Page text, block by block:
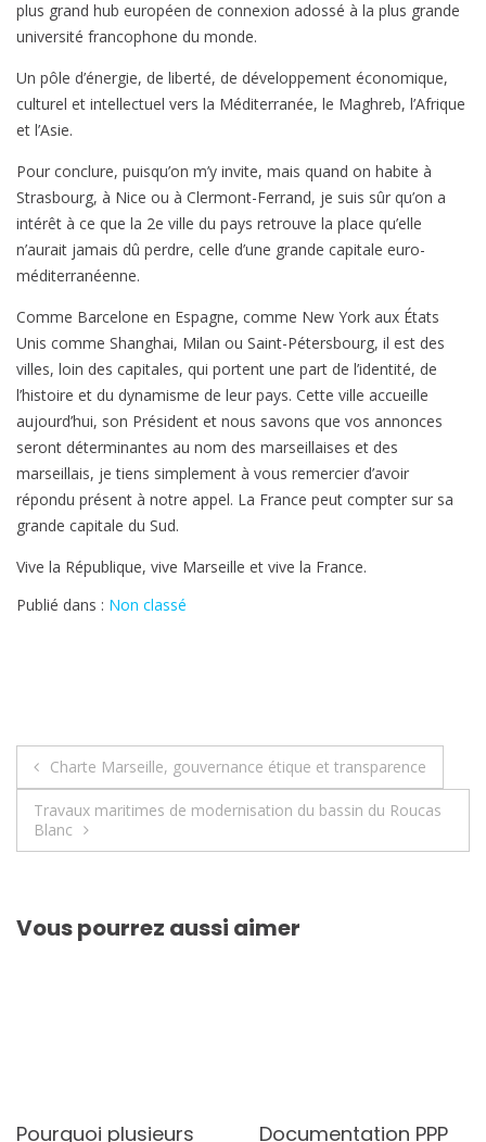
plus grand hub européen de connexion adossé à la plus grande
université francophone du monde.
Un pôle d’énergie, de liberté, de développement économique,
culturel et intellectuel vers la Méditerranée, le Maghreb, l’Afrique
et l’Asie.
Pour conclure, puisqu’on m’y invite, mais quand on habite à
Strasbourg, à Nice ou à Clermont-Ferrand, je suis sûr qu’on a
intérêt à ce que la 2e ville du pays retrouve la place qu’elle
n’aurait jamais dû perdre, celle d’une grande capitale euro-
méditerranéenne.
Comme Barcelone en Espagne, comme New York aux États
Unis comme Shanghai, Milan ou Saint-Pétersbourg, il est des
villes, loin des capitales, qui portent une part de l’identité, de
l’histoire et du dynamisme de leur pays. Cette ville accueille
aujourd’hui, son Président et nous savons que vos annonces
seront déterminantes au nom des marseillaises et des
marseillais, je tiens simplement à vous remercier d’avoir
répondu présent à notre appel. La France peut compter sur sa
grande capitale du Sud.
Vive la République, vive Marseille et vive la France.
Publié dans : Non classé
Navigation
de
l’article
Charte Marseille, gouvernance étique et transparence
Travaux maritimes de modernisation du bassin du Roucas
Blanc
Vous pourrez aussi aimer
Pourquoi plusieurs Documentation PPP